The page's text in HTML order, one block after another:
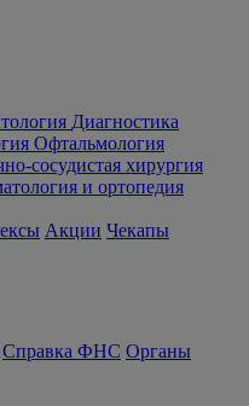
Диагностика
Офтальмология
сосудистая хирургия
и ортопедия
Акции Чекапы
Справка ФНС Органы